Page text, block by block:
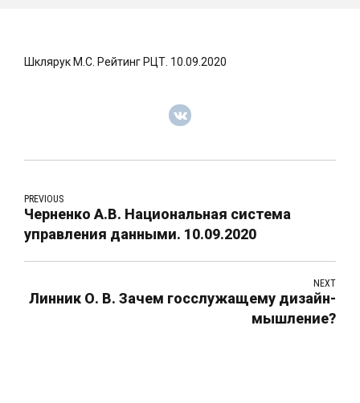
Шклярук М.С. Рейтинг РЦТ. 10.09.2020
PREVIOUS
Черненко А.В. Национальная система
управления данными. 10.09.2020
NEXT
Линник О. В. Зачем госслужащему дизайн-
мышление?